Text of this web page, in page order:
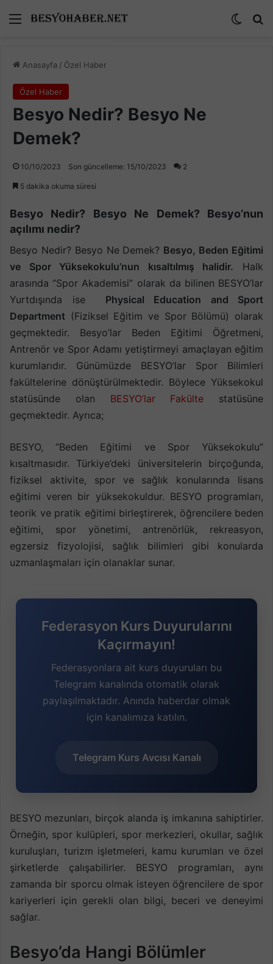
Menü Dış
Anasayfa / Özel Haber
Özel Haber
Besyo Nedir? Besyo Ne
Demek?
10/10/2023 Son güncelleme: 15/10/2023 2
5 dakika okuma süresi
Besyo Nedir? Besyo Ne Demek? Besyo’nun
açılımı nedir?
Besyo Nedir? Besyo Ne Demek? Besyo, Beden Eğitimi
ve Spor Yüksekokulu’nun kısaltılmış halidir. Halk
arasında “Spor Akademisi” olarak da bilinen BESYO’lar
Yurtdışında ise Physical Education and Sport
Department (Fiziksel Eğitim ve Spor Bölümü) olarak
geçmektedir. Besyo’lar Beden Eğitimi Öğretmeni,
Antrenör ve Spor Adamı yetiştirmeyi amaçlayan eğitim
kurumlarıdır. Günümüzde BESYO’lar Spor Bilimleri
fakültelerine dönüştürülmektedir. Böylece Yüksekokul
statüsünde olan BESYO’lar Fakülte statüsüne
geçmektedir. Ayrıca;
BESYO, “Beden Eğitimi ve Spor Yüksekokulu”
kısaltmasıdır. Türkiye’deki üniversitelerin birçoğunda,
fiziksel aktivite, spor ve sağlık konularında lisans
eğitimi veren bir yüksekokuldur. BESYO programları,
teorik ve pratik eğitimi birleştirerek, öğrencilere beden
eğitimi, spor yönetimi, antrenörlük, rekreasyon,
egzersiz fizyolojisi, sağlık bilimleri gibi konularda
uzmanlaşmaları için olanaklar sunar.
Federasyon Kurs Duyurularını
Kaçırmayın!
Federasyonlara ait kurs duyuruları bu
Telegram kanalında otomatik olarak
paylaşılmaktadır. Anında haberdar olmak
için kanalımıza katılın.
Telegram Kurs Avcısı Kanalı
BESYO mezunları, birçok alanda iş imkanına sahiptirler.
Örneğin, spor kulüpleri, spor merkezleri, okullar, sağlık
kuruluşları, turizm işletmeleri, kamu kurumları ve özel
şirketlerde çalışabilirler. BESYO programları, aynı
zamanda bir sporcu olmak isteyen öğrencilere de spor
kariyerleri için gerekli olan bilgi, beceri ve deneyimi
sağlar.
Besyo’da Hangi Bölümler